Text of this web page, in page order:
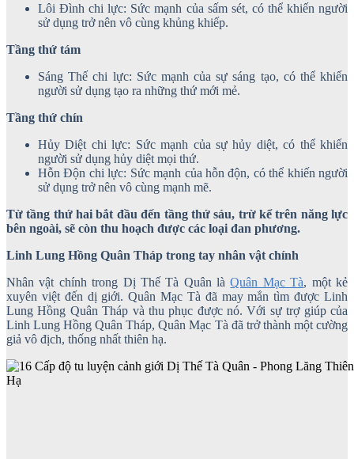
Lôi Đình chi lực: Sức mạnh của sấm sét, có thể khiến người
sử dụng trở nên vô cùng khủng khiếp.
Tầng thứ tám
Sáng Thế chi lực: Sức mạnh của sự sáng tạo, có thể khiến
người sử dụng tạo ra những thứ mới mẻ.
Tầng thứ chín
Hủy Diệt chi lực: Sức mạnh của sự hủy diệt, có thể khiến
người sử dụng hủy diệt mọi thứ.
Hỗn Độn chi lực: Sức mạnh của hỗn độn, có thể khiến người
sử dụng trở nên vô cùng mạnh mẽ.
Từ tầng thứ hai bắt đầu đến tầng thứ sáu, trừ kể trên năng lực
bên ngoài, sẽ còn thu hoạch được các loại đan phương.
Linh Lung Hồng Quân Tháp trong tay nhân vật chính
Nhân vật chính trong Dị Thế Tà Quân làQuân Mạc Tà, một kẻ
xuyên việt đến dị giới. Quân Mạc Tà đã may mắn tìm được Linh
Lung Hồng Quân Tháp và thu phục được nó. Với sự trợ giúp của
Linh Lung Hồng Quân Tháp, Quân Mạc Tà đã trở thành một cường
giả vô địch, thống nhất thiên hạ.